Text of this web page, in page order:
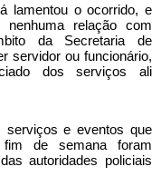
lamentou o ocorrido, e
relação com
da Secretaria de
servidor ou funcionário,
dos serviços ali
serviços e eventos que
de semana foram
autoridades policiais